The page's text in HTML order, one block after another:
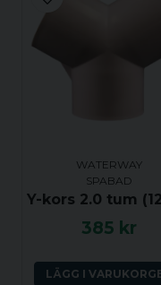
WATERWAY
SPABAD
385 kr
LÄGG I
Mejladress